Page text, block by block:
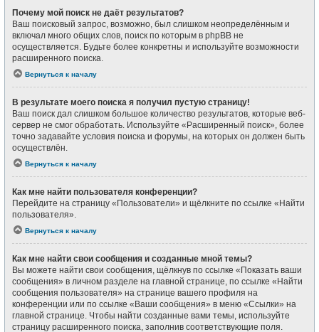
Почему мой поиск не даёт результатов?
Ваш поисковый запрос, возможно, был слишком неопределённым и
включал много общих слов, поиск по которым в phpBB не
осуществляется. Будьте более конкретны и используйте возможности
расширенного поиска.
Вернуться к началу
В результате моего поиска я получил пустую страницу!
Ваш поиск дал слишком большое количество результатов, которые веб-
сервер не смог обработать. Используйте «Расширенный поиск», более
точно задавайте условия поиска и форумы, на которых он должен быть
осуществлён.
Вернуться к началу
Как мне найти пользователя конференции?
Перейдите на страницу «Пользователи» и щёлкните по ссылке «Найти
пользователя».
Вернуться к началу
Как мне найти свои сообщения и созданные мной темы?
Вы можете найти свои сообщения, щёлкнув по ссылке «Показать ваши
сообщения» в личном разделе на главной странице, по ссылке «Найти
сообщения пользователя» на странице вашего профиля на
конференции или по ссылке «Ваши сообщения» в меню «Ссылки» на
главной странице. Чтобы найти созданные вами темы, используйте
страницу расширенного поиска, заполнив соответствующие поля.